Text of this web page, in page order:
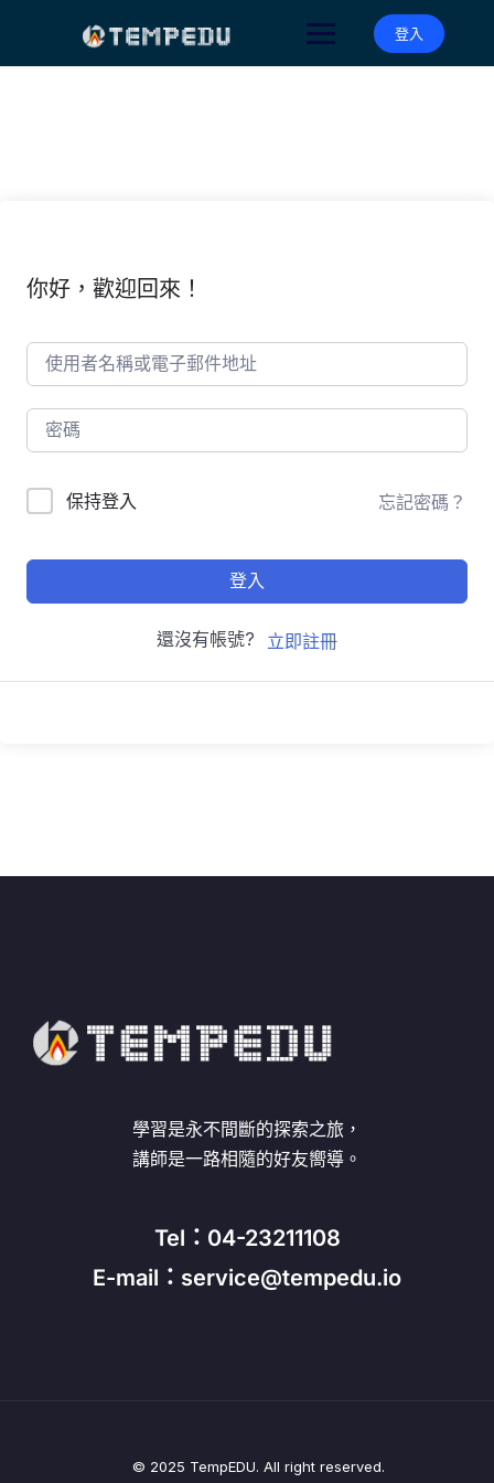
登入
你好，歡迎回來！
保持登入 忘記密碼？
登入
還沒有帳號? 立即註冊
學習是永不間斷的探索之旅，
講師是一路相隨的好友嚮導。
Tel：04-23211108
E-mail：service@tempedu.io
© 2025 TempEDU. All right reserved.